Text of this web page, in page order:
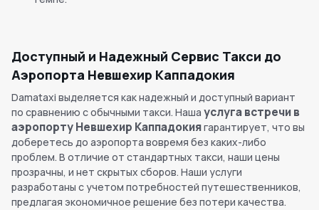
Доступный и Надежный Сервис Такси до
Аэропорта Невшехир Каппадокия
Damataxi выделяется как надежный и доступный вариант
по сравнению с обычными такси. Наша услуга встречи в
аэропорту Невшехир Каппадокиягарантирует, что вы
доберетесь до аэропорта вовремя без каких-либо
проблем. В отличие от стандартных такси, наши цены
прозрачны, и нет скрытых сборов. Наши услуги
разработаны с учетом потребностей путешественников,
предлагая экономичное решение без потери качества.